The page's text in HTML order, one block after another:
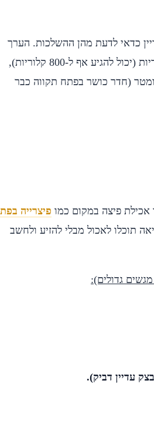
כדאי לדעת מהן ההשלכות. הערך
הקלורי הממוצע של משולש פיצה נע בין 200-300 קלוריות (יכול להגיע אף ל-800 קלוריות),
במהירות של 6 דקות לקילומטר (חדר כושר בפתח תקווה כבר
פיצה במקום כמו פיצרייה
תוכלו לאכול מבלי להזיע ולחשב